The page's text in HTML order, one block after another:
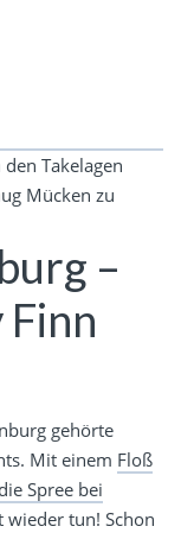
Takelagen
Mücken zu
–
gehörte
Mit einem Floß
Spree bei
wieder tun! Schon